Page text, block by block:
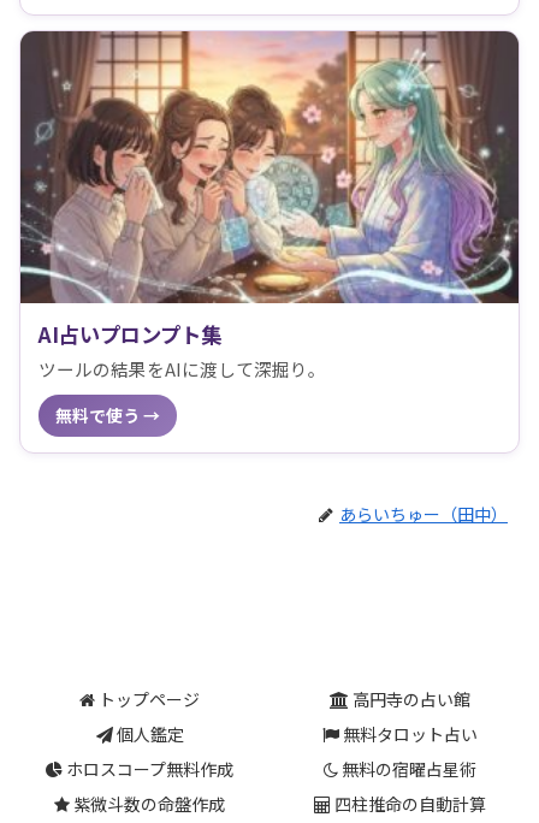
AI占いプロンプト集
ツールの結果をAIに渡して深掘り。
無料で使う →
あらいちゅー（田中）
トップページ
高円寺の占い館
個人鑑定
無料タロット占い
ホロスコープ無料作成
無料の宿曜占星術
紫微斗数の命盤作成
四柱推命の自動計算